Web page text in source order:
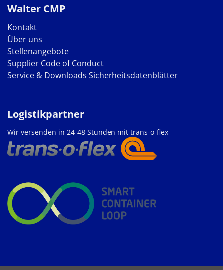
Walter CMP
Kontakt
Über uns
Stellenangebote
Supplier Code of Conduct
Service & Downloads Sicherheitsdatenblätter
Logistikpartner
Wir versenden in 24-48 Stunden mit trans-o-flex